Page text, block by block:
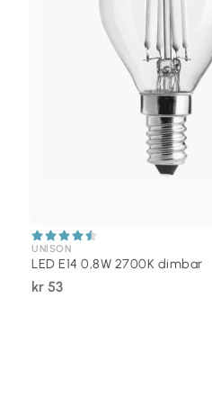
UNISON
LED E14 0,8W 2700K dimbar
kr 53